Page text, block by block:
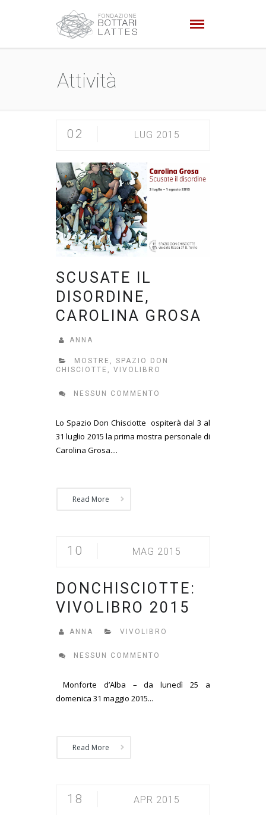
Attività
02 LUG 2015
SCUSATE IL
DISORDINE,
CAROLINA GROSA
ANNA
MOSTRE
SPAZIO DON
CHISCIOTTE
VIVOLIBRO
NESSUN COMMENTO
Lo Spazio Don Chisciotte ospiterà dal 3 al
31 luglio 2015 la prima mostra personale di
Carolina Grosa....
Read More
10 MAG 2015
DONCHISCIOTTE:
VIVOLIBRO 2015
ANNA VIVOLIBRO
NESSUN COMMENTO
Monforte d’Alba – da lunedì 25 a
domenica 31 maggio 2015...
Read More
18 APR 2015